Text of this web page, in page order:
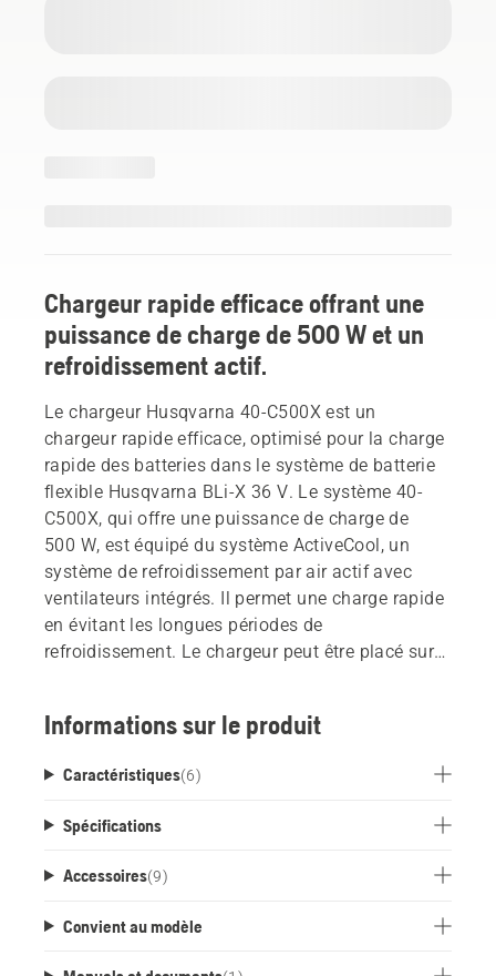
Chargeur rapide efficace offrant une
puissance de charge de 500 W et un
refroidissement actif.
Le chargeur Husqvarna 40-C500X est un
chargeur rapide efficace, optimisé pour la charge
rapide des batteries dans le système de batterie
flexible Husqvarna BLi-X 36 V. Le système 40-
C500X, qui offre une puissance de charge de
500 W, est équipé du système ActiveCool, un
système de refroidissement par air actif avec
ventilateurs intégrés. Il permet une charge rapide
en évitant les longues périodes de
refroidissement. Le chargeur peut être placé sur
disponible en tant qu'accessoire.
Informations sur le produit
Caractéristiques(6)
Spécifications
Accessoires(9)
Convient au modèle